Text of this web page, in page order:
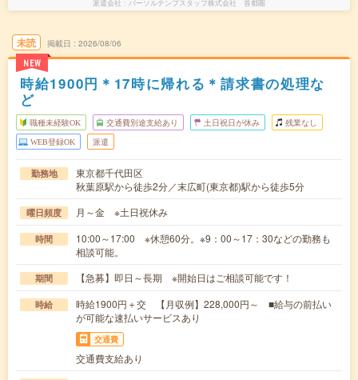
派遣会社 パーソルテンプスタッフ株式会社 首都圏
未読
NEW
掲載日 2026/08/06
時給1900円＊17時に帰れる＊請求書の処理な
ど
職種未経験OK 交通費別途支給あり 土日祝日が休み 残業なし
WEB登録OK 派遣
勤務地
東京都千代田区
秋葉原駅から徒歩2分／末広町(東京都)駅から徒歩5分
曜日頻度 月～金 ※土日祝休み
時間
10:00～17:00 ※休憩60分。※9：00～17：30などの勤務も
相談可能。
期間 【急募】即日～長期 ※開始日はご相談可能です！
時給
時給1900円＋交 【月収例】228,000円～ ■給与の前払い
が可能な速払いサービスあり
交通費
交通費支給あり